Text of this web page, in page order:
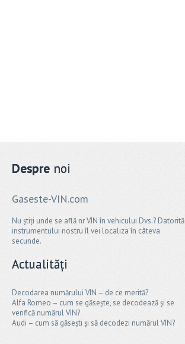
Despre noi
Gaseste-VIN.com
Nu știți unde se află nr VIN în vehicului Dvs.? Datorită
instrumentului nostru îl vei localiza în câteva
secunde.
Actualități
Decodarea numărului VIN – de ce merită?
Alfa Romeo – cum se găsește, se decodează și se
verifică numărul VIN?
Audi – cum să găsești și să decodezi numărul VIN?